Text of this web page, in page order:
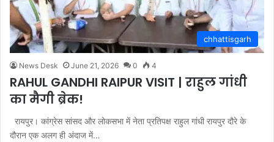
chhattisgarh
News Desk June 21, 2026 0 4
RAHUL GANDHI RAIPUR VISIT | राहुल गांधी
का मैगी ब्रेक!
रायपुर। कांग्रेस सांसद और लोकसभा में नेता प्रतिपक्ष राहुल गांधी रायपुर दौरे के
दौरान एक अलग ही अंदाज में…